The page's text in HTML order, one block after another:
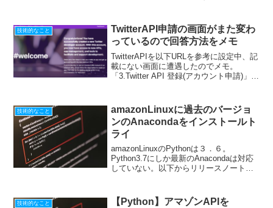
技術的なこと
TwitterAPI申請の画面がまた変わ
っているので回答方法をメモ
TwitterAPIを以下URLを参考に設定中、記
載にない画面に遭遇したのでメモ。
「3.Twitter API 登録(アカウント申請)」の
ますが、見たことがなかったので...
技術的なこと
amazonLinuxに過去のバージョ
ンのAnacondaをインストールト
ライ
amazonLinuxのPythonは３．６。
Python3.7にしか最新のAnacondaは対応
していない。以下からリリースノートを
28, 2...
技術的なこと
【Python】アマゾンAPIを